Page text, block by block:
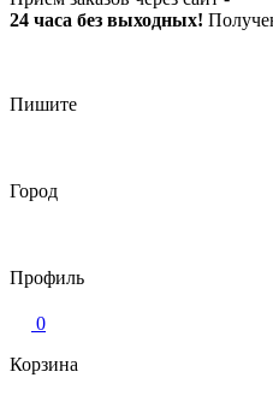
24 часа без выходных!
Пишите
Город
Профиль
0
Корзина